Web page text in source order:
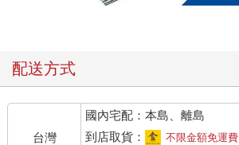
配送方式
台灣
國內宅配：本島、離島
到店取貨：
不限金額免運費